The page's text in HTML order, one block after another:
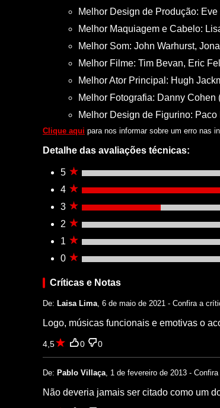
Melhor Design de Produção:
Melhor Maquiagem e Cabelo:
Melhor Som: John Warhurst,
Melhor Filme: Tim Bevan, Eric
Melhor Ator Principal: Hugh
Melhor Fotografia: Danny Cohen
Melhor Design de Figurino:
Clique aqui para nos informar sobre um erro nas
Detalhe das avaliações técnicas:
5
4
3
2
1
0
Críticas e Notas
De: Laisa Lima, 6 de maio de 2021 - Confira a
Logo, músicas funcionais e emotivas o
4,5 0 0
De: Pablo Villaça, 1 de fevereiro de 2013 -
Não deveria jamais ser citado como um